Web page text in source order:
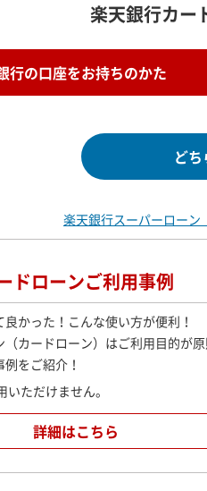
楽天銀行カー
行の口座をお持ちのかた
ど
楽天銀行スーパーローン
ドローンご利用事例
かった！こんな使い方が便利！
カードローン）はご利用目的が原
をご紹介！
ただけません。
詳細はこちら